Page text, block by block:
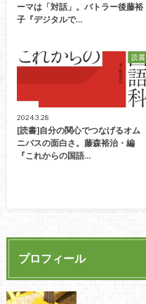
ーマは「対話」。バトラー後藤裕
子『デジタルで…
読書
2024.3.28
[読書]自分の関心でつなげるオム
ニバスの面白さ。藤森裕治・編
『これからの国語…
プロフィール